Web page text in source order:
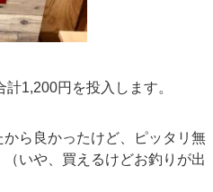
1,200円を投入します。
ら良かったけど、ピッタリ無
いや、買えるけどお釣りが出